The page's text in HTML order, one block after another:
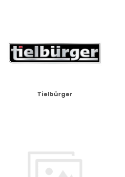
Tielbürger